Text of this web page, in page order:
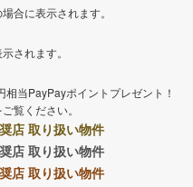
合に表示されます。
されます。
相当PayPayポイントプレゼント！
ご覧ください。
店 取り扱い物件
店 取り扱い物件
店 取り扱い物件